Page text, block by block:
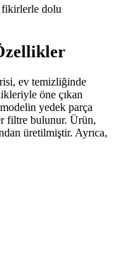
fikirlerle dolu
ev temizliğinde
öne çıkan
yedek parça
filtre bulunur. Ürün,
üretilmiştir. Ayrıca,